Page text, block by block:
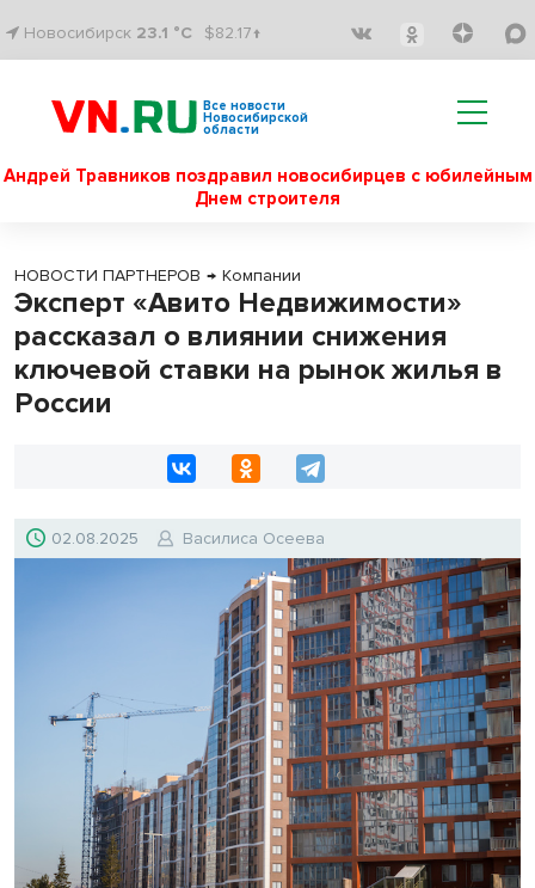
Новосибирск 23.1 °C $82.17↑
Все новости
Новосибирской
области
Андрей Травников поздравил новосибирцев с юбилейным
Днем строителя
НОВОСТИ ПАРТНЕРОВ → Компании
Эксперт «Авито Недвижимости»
рассказал о влиянии снижения
ключевой ставки на рынок жилья в
России
02.08.2025 Василиса Осеева